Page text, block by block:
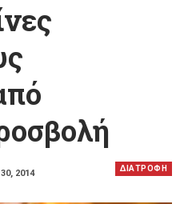
ΔΙΑΤΡΟΦΗ
2014